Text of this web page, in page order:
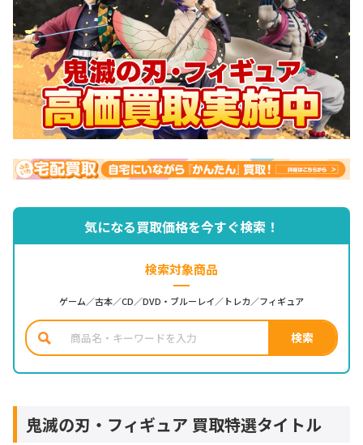
気になる買取価格を今すぐ検索！
検索対象商品
ゲーム／古本／CD／DVD・ブルーレイ／トレカ／フィギュア
鬼滅の刃・フィギュア 買取特選タイトル